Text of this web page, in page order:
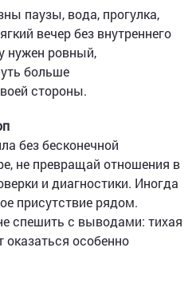
паузы, вода, прогулка,
вечер без внутреннего
нужен ровный,
больше
стороны.
без бесконечной
не превращай отношения в
и диагностики. Иногда
присутствие рядом.
спешить с выводами: тихая
особенно